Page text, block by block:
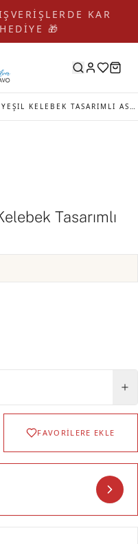
KAR
🎁
NIGHT KOLEKSIYONU YEŞIL KELEBEK TASARIMLI ASKILI GÜMÜŞ KÜPE
Tasarımlı
FAVORİLERE EKLE